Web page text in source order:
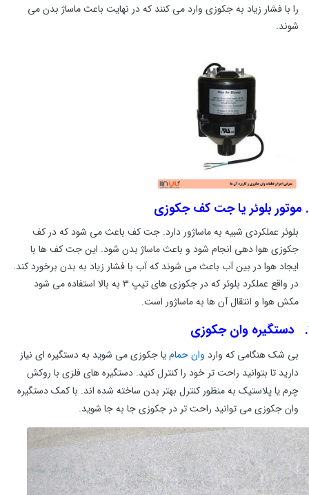
را با فشار زیاد به جکوزی وارد می کنند که در نهایت باعث ماساژ بدن می
شوند.
موتور بلوئر یا جت کف جکوزی
بلوئر عملکردی شبیه به ماساژور دارد. جت کف باعث می شود که در کف
جکوزی هوا دهی انجام شود و باعث ماساژ بدن شود. این جت کف ها با
ایجاد هوا در بین آب باعث می شوند که آب با فشار زیاد به بدن برخورد کند.
در واقع عملکرد بلوئر که در جکوزی های تیپ ۳ به بالا استفاده می شود
مکش هوا و انتقال آن ها به ماساژور است.
دستگیره وان جکوزی
بی شک هنگامی که وارد وان حمامیا جکوزی می شوید به دستگیره ای نیاز
دارید تا بتوانید راحت تر خود را کنترل کنید. دستگیره های فلزی با روکش
چرم یا پلاستیک به منظور کنترل بهتر بدن ساخته شده اند. با کمک دستگیره
وان جکوزی می توانید راحت تر در جکوزی جا به جا شوید.